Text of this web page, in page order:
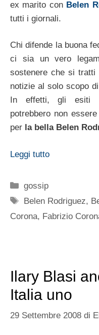
ex marito con Belen
tutti i giornali.
Chi difende la buona
ci sia un vero
sostenere che si tratti
notizie al solo scopo
In effetti, gli esiti
potrebbero non
per la bella Belen
Leggi tutto
Categorie
gossip
Tag
Belen Rodriguez,
Corona, Fabrizio
Ilary Blasi
Italia uno
29 Settembre 2008 di